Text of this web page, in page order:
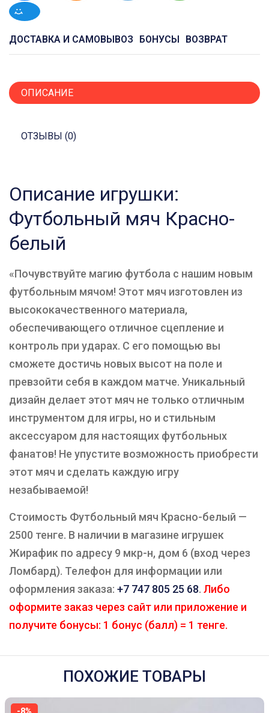
ДОСТАВКА И САМОВЫВОЗ БОНУСЫ ВОЗВРАТ
ОПИСАНИЕ
ОТЗЫВЫ (0)
Описание игрушки:
Футбольный мяч Красно-
белый
«Почувствуйте магию футбола с нашим новым
футбольным мячом! Этот мяч изготовлен из
высококачественного материала,
обеспечивающего отличное сцепление и
контроль при ударах. С его помощью вы
сможете достичь новых высот на поле и
превзойти себя в каждом матче. Уникальный
дизайн делает этот мяч не только отличным
инструментом для игры, но и стильным
аксессуаром для настоящих футбольных
фанатов! Не упустите возможность приобрести
этот мяч и сделать каждую игру
незабываемой!
Стоимость Футбольный мяч Красно-белый —
2500 тенге. В наличии в магазине игрушек
Жирафик по адресу 9 мкр-н, дом 6 (вход через
Ломбард). Телефон для информации или
оформления заказа: +7 747 805 25 68. Либо
оформите заказ через сайт или приложение и
получите бонусы: 1 бонус (балл) = 1 тенге.
ПОХОЖИЕ ТОВАРЫ